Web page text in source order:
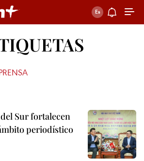
Sur fortalecen
periodístico